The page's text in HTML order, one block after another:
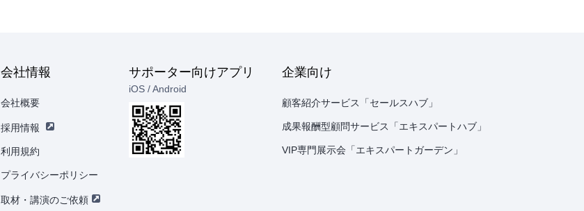
会社情報
会社概要
採用情報
利用規約
プライバシーポリシー
取材・講演のご依頼
サポーター向けアプリ
iOS / Android
企業向け
顧客紹介サービス「セールスハブ」
成果報酬型顧問サービス「エキスパートハブ」
VIP専門展示会「エキスパートガーデン」